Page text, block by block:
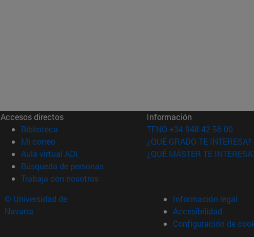
Accesos directos
Biblioteca (abre en nueva ventana)
Mi correo(abre en nueva ventana)
Aula virtual ADI (abre en nueva ventana)
Búsqueda de personas(abre en nueva ventana)
Trabaja con nosotros(abre en nueva ventana)
Información
TFNO +34 948 42 56 00
¿QUÉ GRADO TE INTERESA?
¿QUÉ MÁSTER TE
© Universidad de
Navarra
Información legal
Accesibilidad
Configuración de